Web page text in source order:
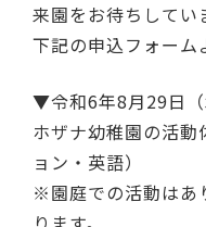
来園をお待ちしてい
下記の申込フォーム
▼令和6年8月29日
ホザナ幼稚園の活
ョン・英語）
※園庭での活動はあ